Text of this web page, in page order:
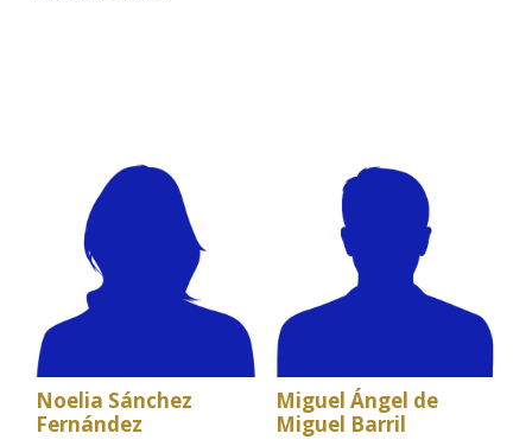
Noelia Sánchez
Fernández
Miguel Ángel de
Miguel Barril